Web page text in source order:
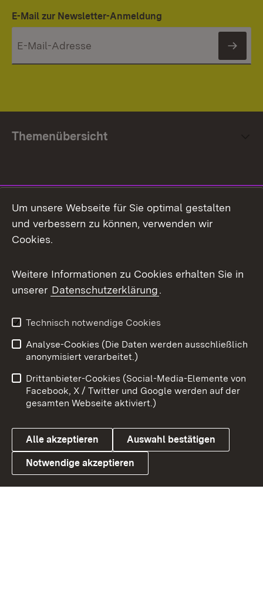
E-Mail zur Newsletter-Anmeldung
Themenübersicht
Facebook
X / Twitter
Youtube
Link zum Landesportal
Impressum
Kontakt
Barrierefreiheit
Datenschutz
Cookies
Um unsere Webseite für Sie optimal gestalten
und verbessern zu können, verwenden wir
Cookies.
Weitere Informationen zu Cookies erhalten Sie in
unserer Datenschutzerklärung.
Technisch notwendige Cookies
Analyse-Cookies (Die Daten werden ausschließlich
anonymisiert verarbeitet.)
Drittanbieter-Cookies (Social-Media-Elemente von
Facebook, X / Twitter und Google werden auf der
gesamten Webseite aktiviert.)
Alle akzeptieren Auswahl bestätigen
Notwendige akzeptieren